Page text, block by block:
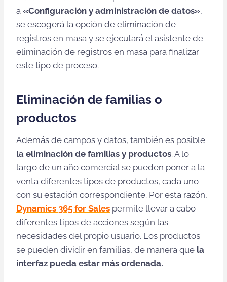
a «Configuración y administración de datos»,
se escogerá la opción de eliminación de
registros en masa y se ejecutará el asistente de
eliminación de registros en masa para finalizar
este tipo de proceso.
Eliminación de familias o
productos
Además de campos y datos, también es posible
la eliminación de familias y productos. A lo
largo de un año comercial se pueden poner a la
venta diferentes tipos de productos, cada uno
con su estación correspondiente. Por esta razón,
Dynamics 365 for Sales permite llevar a cabo
diferentes tipos de acciones según las
necesidades del propio usuario. Los productos
se pueden dividir en familias, de manera que la
interfaz pueda estar más ordenada.